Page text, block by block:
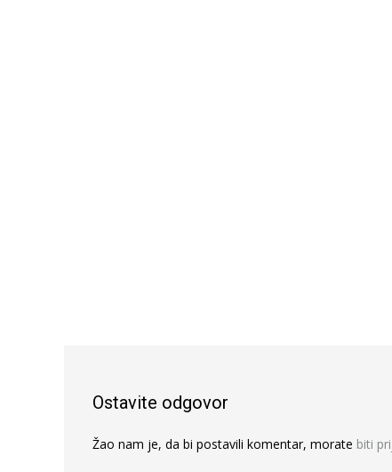
Ostavite odgovor
Žao nam je, da bi postavili komentar, morate biti